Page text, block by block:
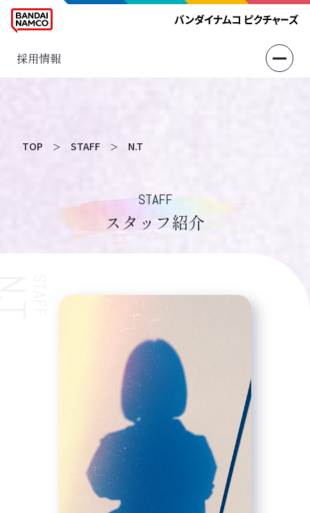
採用情報
TOP ＞ STAFF ＞ N.T
STAFF
スタッフ紹介
コーポレート部 総務・人事チーム
2018年度入社
N.T
お茶がすきなので、いつもティーポット
が机の上にあります。
デスクの引き出しの半分は茶葉です。
コーヒーも淹れます。
他のスタッフのデスクツアーはこちら